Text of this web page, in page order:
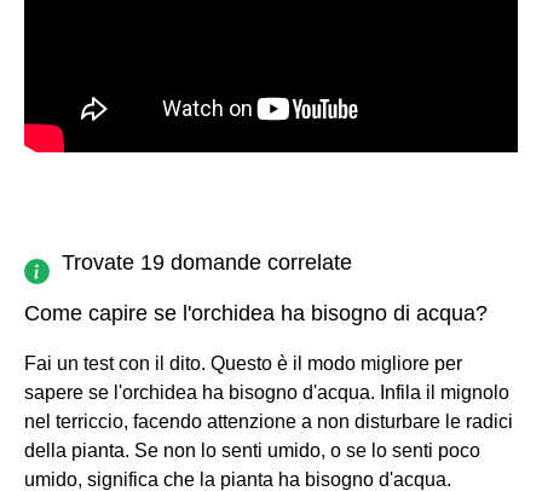
Trovate 19 domande correlate
Come capire se l'orchidea ha bisogno di acqua?
Fai un test con il dito. Questo è il modo migliore per
sapere se l'orchidea ha bisogno d'acqua. Infila il mignolo
nel terriccio, facendo attenzione a non disturbare le radici
della pianta. Se non lo senti umido, o se lo senti poco
umido, significa che la pianta ha bisogno d'acqua.